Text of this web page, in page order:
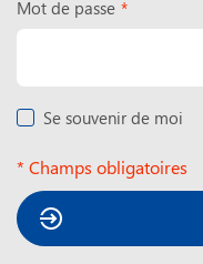
Mot de passe
Se souvenir de moi
* Champs obligatoires